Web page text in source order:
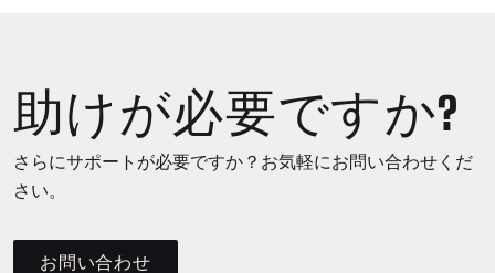
助けが必要ですか?
さらにサポートが必要ですか？お気軽にお問い合わせくだ
さい。
お問い合わせ